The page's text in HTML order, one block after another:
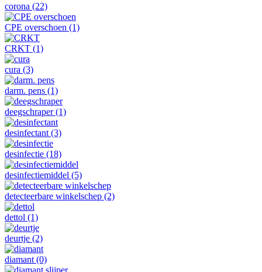
corona (22)
CPE overschoen (1)
CRKT (1)
cura (3)
darm. pens (1)
deegschraper(1)
desinfectant (3)
desinfectie (18)
desinfectiemiddel (5)
detecteerbare winkelschep (2)
dettol (1)
deurtje (2)
diamant (0)